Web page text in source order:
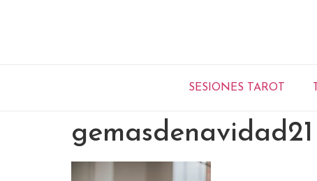
SESIONES TAROT
gemasdenavidad21